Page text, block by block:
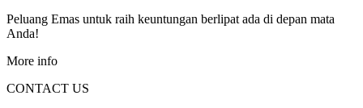
Peluang Emas untuk raih keuntungan berlipat ada di depan mata
Anda!
More info
CONTACT US